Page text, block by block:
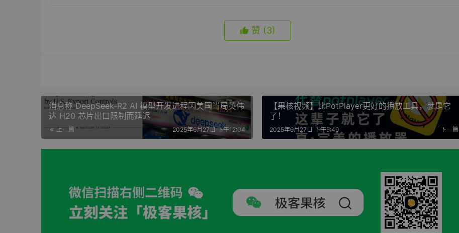
赞 (3)
消息称 DeepSeek-R2 AI 模型开发进程因美国当局英伟
达 H20 芯片出口限制而延迟
上一篇 2025年6月27日 下午12:04
【果核视频】比PotPlayer更好的播放工具，就是它
了！
下一篇
2025年6月27日 下午5:49